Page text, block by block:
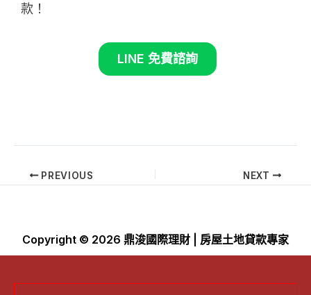
款！
LINE 免費諮詢
PREVIOUS NEXT
Copyright © 2026 鼎浚國際理財 | 房屋土地貸款專家